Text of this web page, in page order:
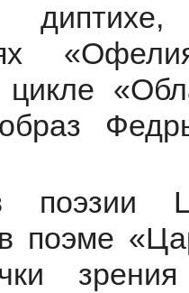
образ
поэзии
в поэме
зрения